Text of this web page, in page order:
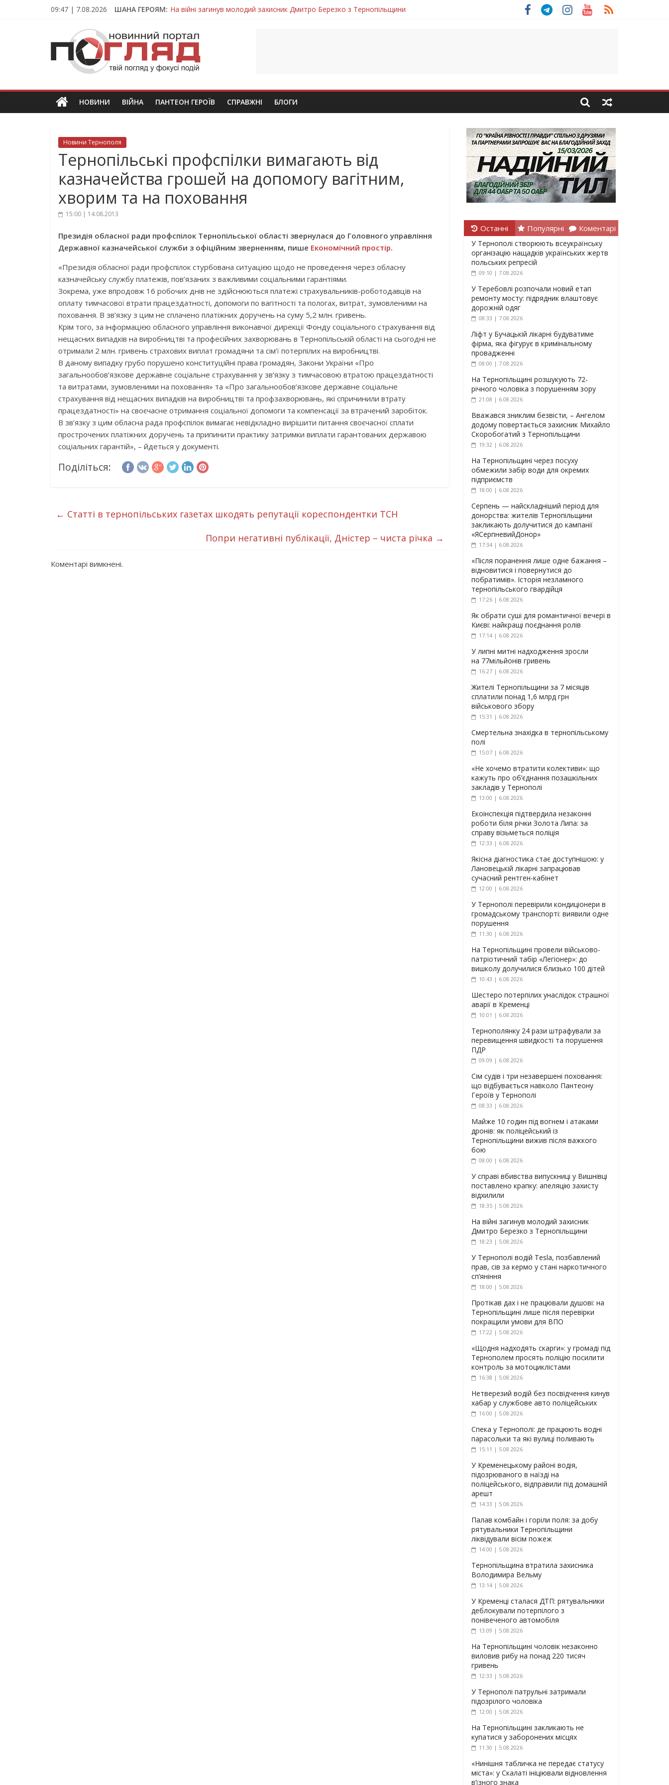
09:47 | 7.08.2026 ШАНА ГЕРОЯМ: На війні загинув молодий захисник Дмитро Березко з Тернопільщини
Захисник з Тернопільщини Петро Федів повертається до рідного дому «на щиті»
Тернопільщина в скорботі: на щиті повертається воїн Володимир Паламарчук
Вважався зниклим безвісти, – Ангелом додому повертається захисник Михайло Скоробогатий з Тернопільщини
ПОГЛЯД
Новини
Тернополя.
новини
та
НОВИНИ ВІЙНА ПАНТЕОН ГЕРОЇВ СПРАВЖНІ БЛОГИ
Новини Тернополя
Тернопільські профспілки вимагають від
казначейства грошей на допомогу вагітним,
хворим та на поховання
15:00 | 14.08.2013
Президія обласної ради профспілок Тернопільської області звернулася до Головного управління
Державної казначейської служби з офіційним зверненням, пише Економічний простір.
«Президія обласної ради профспілок стурбована ситуацією щодо не проведення через обласну
казначейську службу платежів, пов’язаних з важливими соціальними гарантіями.
Зокрема, уже впродовж 16 робочих днів не здійснюються платежі страхувальників-роботодавців на
оплату тимчасової втрати працездатності, допомоги по вагітності та пологах, витрат, зумовленими на
поховання. В зв’язку з цим не сплачено платіжних доручень на суму 5,2 млн. гривень.
Крім того, за інформацією обласного управління виконавчої дирекції Фонду соціального страхування від
нещасних випадків на виробництві та професійних захворювань в Тернопільській області на сьогодні не
отримали 2 млн. гривень страхових виплат громадяни та сім’ї потерпілих на виробництві.
В даному випадку грубо порушено конституційні права громадян, Закони України «Про
загальнообов’язкове державне соціальне страхування у зв’язку з тимчасовою втратою працездатності
та витратами, зумовленими на поховання» та «Про загальнообов’язкове державне соціальне
страхування від нещасних випадків на виробництві та профзахворювань, які спричинили втрату
працездатності» на своєчасне отримання соціальної допомоги та компенсації за втрачений заробіток.
В зв’язку з цим обласна рада профспілок вимагає невідкладно вирішити питання своєчасної сплати
прострочених платіжних доручень та припинити практику затримки виплати гарантованих державою
соціальних гарантій», – йдеться у документі.
Поділіться:
← Статті в тернопільських газетах шкодять репутації кореспондентки ТСН
Попри негативні публікації, Дністер – чиста річка →
Коментарі вимкнені.
Останні Популярні Коментарі
У Тернополі створюють всеукраїнську
організацію нащадків українських жертв
польських репресій
09:10 | 7.08.2026
У Теребовлі розпочали новий етап
ремонту мосту: підрядник влаштовує
дорожній одяг
08:33 | 7.08.2026
Ліфт у Бучацькій лікарні будуватиме
фірма, яка фігурує в кримінальному
провадженні
08:00 | 7.08.2026
На Тернопільщині розшукують 72-
річного чоловіка з порушенням зору
21:08 | 6.08.2026
Вважався зниклим безвісти, – Ангелом
додому повертається захисник Михайло
Скоробогатий з Тернопільщини
19:32 | 6.08.2026
На Тернопільщині через посуху
обмежили забір води для окремих
підприємств
18:00 | 6.08.2026
Серпень — найскладніший період для
донорства: жителів Тернопільщини
закликають долучитися до кампанії
«ЯСерпневийДонор»
17:34 | 6.08.2026
«Після поранення лише одне бажання –
відновитися і повернутися до
побратимів». Історія незламного
тернопільського гвардійця
17:26 | 6.08.2026
Як обрати суші для романтичної вечері в
Києві: найкращі поєднання ролів
17:14 | 6.08.2026
У липні митні надходження зросли
на 77мільйонів гривень
16:27 | 6.08.2026
Жителі Тернопільщини за 7 місяців
сплатили понад 1,6 млрд грн
військового збору
15:31 | 6.08.2026
Смертельна знахідка в тернопільському
полі
15:07 | 6.08.2026
«Не хочемо втратити колективи»: що
кажуть про об’єднання позашкільних
закладів у Тернополі
13:00 | 6.08.2026
Екоінспекція підтвердила незаконні
роботи біля річки Золота Липа: за
справу візьметься поліція
12:33 | 6.08.2026
Якісна діагностика стає доступнішою: у
Лановецькій лікарні запрацював
сучасний рентген-кабінет
12:00 | 6.08.2026
У Тернополі перевірили кондиціонери в
громадському транспорті: виявили одне
порушення
11:30 | 6.08.2026
На Тернопільщині провели військово-
патріотичний табір «Легіонер»: до
вишколу долучилися близько 100 дітей
10:43 | 6.08.2026
Шестеро потерпілих унаслідок страшної
аварії в Кременці
10:01 | 6.08.2026
Тернополянку 24 рази штрафували за
перевищення швидкості та порушення
ПДР
09:09 | 6.08.2026
Сім судів і три незавершені поховання:
що відбувається навколо Пантеону
Героїв у Тернополі
08:33 | 6.08.2026
Майже 10 годин під вогнем і атаками
дронів: як поліцейський із
Тернопільщини вижив після важкого
бою
08:00 | 6.08.2026
У справі вбивства випускниці у Вишнівці
поставлено крапку: апеляцію захисту
відхилили
18:35 | 5.08.2026
На війні загинув молодий захисник
Дмитро Березко з Тернопільщини
18:23 | 5.08.2026
У Тернополі водій Tesla, позбавлений
прав, сів за кермо у стані наркотичного
сп’яніння
18:00 | 5.08.2026
Протікав дах і не працювали душові: на
Тернопільщині лише після перевірки
покращили умови для ВПО
17:22 | 5.08.2026
«Щодня надходять скарги»: у громаді під
Тернополем просять поліцію посилити
контроль за мотоциклістами
16:38 | 5.08.2026
Нетверезий водій без посвідчення кинув
хабар у службове авто поліцейських
16:00 | 5.08.2026
Спека у Тернополі: де працюють водні
парасольки та які вулиці поливають
15:11 | 5.08.2026
У Кременецькому районі водія,
підозрюваного в наїзді на
поліцейського, відправили під домашній
арешт
14:33 | 5.08.2026
Палав комбайн і горіли поля: за добу
рятувальники Тернопільщини
ліквідували вісім пожеж
14:00 | 5.08.2026
Тернопільщина втратила захисника
Володимира Вельму
13:14 | 5.08.2026
У Кременці сталася ДТП: рятувальники
деблокували потерпілого з
понівеченого автомобіля
13:09 | 5.08.2026
На Тернопільщині чоловік незаконно
виловив рибу на понад 220 тисяч
гривень
12:33 | 5.08.2026
У Тернополі патрульні затримали
підозрілого чоловіка
12:00 | 5.08.2026
На Тернопільщині закликають не
купатися у заборонених місцях
11:30 | 5.08.2026
«Нинішня табличка не передає статусу
міста»: у Скалаті ініціювали відновлення
в’їзного знака